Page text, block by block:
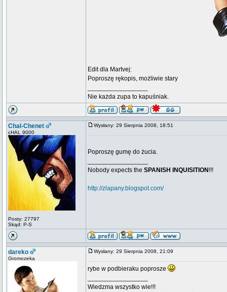
Edit dla Martvej:
Poproszę rękopis, możliwie stary
Nie każda zupa to kapuśniak.
Chal-Chenet
cHAL 9000
Posty: 27797
Skąd: P-S
Wysłany: 29 Sierpnia 2008, 18:51
Poproszę gumę do żucia.
Nobody expects the SPANISH INQUISITION !!!
http://zlapany.blogspot.com/
dareko
Gromozeka
Wysłany: 29 Sierpnia 2008, 21:09
rybe w podbieraku poprosze
Wiedzma wszystko wie!!!